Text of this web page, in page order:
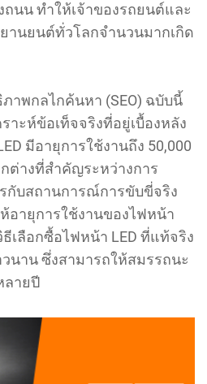
นน ทำให้เจ้าของรถยนต์และ
านยนต์ทั่วโลกจำนวนมากเกิด
าพกลไกค้นหา (SEO) ฉบับนี้
ราะห์ข้อเท็จจริงที่อยู่เบื้องหลัง
มีอายุการใช้งานถึง 50,000
ต่างที่สำคัญระหว่างการ
กับสถานการณ์การขับขี่จริง
อายุการใช้งานของไฟหน้า
เลือกซื้อไฟหน้า LED ที่แท้จริง
นาน ซึ่งสามารถให้สมรรถนะ
ลายปี